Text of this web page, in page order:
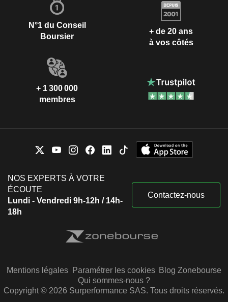
N°1 du Conseil
Boursier
+ de 20 ans
à vos côtés
+ 1 300 000
membres
NOS EXPERTS À VOTRE
ÉCOUTE
Lundi - Vendredi 9h-12h / 14h-
18h
Contactez-nous
Mentions légales Paramétrer les cookies Blog Zonebourse
Qui sommes-nous ?
Copyright © 2026 Surperformance SAS. Tous droits réservés.